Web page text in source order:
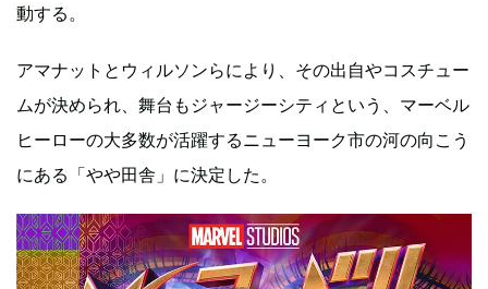
動する。
アマナットとウィルソンらにより、その出自やコスチュー
ムが決められ、舞台もジャージーシティという、マーベル
ヒーローの大多数が活躍するニューヨーク市の河の向こう
にある「やや田舎」に決定した。